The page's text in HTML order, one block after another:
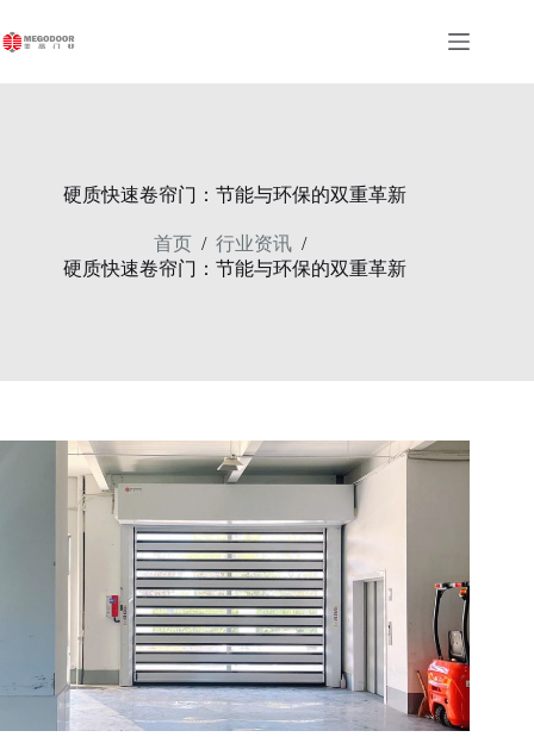
至
硬质快速卷帘门：节能与环保的双重革新
首页 / 行业资讯 /
硬质快速卷帘门：节能与环保的双重革新